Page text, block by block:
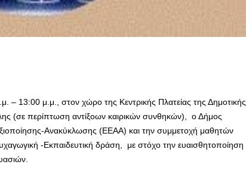
13:00 μ.μ., στον χώρο της Κεντρικής Πλατείας της Δημοτικής
(σε περίπτωση αντίξοων καιρικών συνθηκών), ο Δήμος
Ανακύκλωσης (ΕΕΑΑ) και την συμμετοχή μαθητών
-Εκπαιδευτική δράση, με στόχο την ευαισθητοποίηση